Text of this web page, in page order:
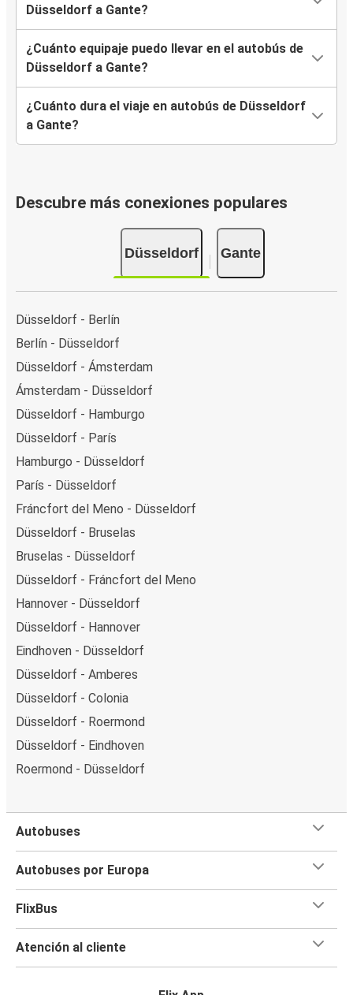
Düsseldorf a Gante?
¿Cuánto equipaje puedo llevar en el autobús de
Düsseldorf a Gante?
¿Cuánto dura el viaje en autobús de Düsseldorf
a Gante?
Descubre más conexiones populares
Düsseldorf Gante
Düsseldorf - Berlín
Berlín - Düsseldorf
Düsseldorf - Ámsterdam
Ámsterdam - Düsseldorf
Düsseldorf - Hamburgo
Düsseldorf - París
Hamburgo - Düsseldorf
París - Düsseldorf
Fráncfort del Meno - Düsseldorf
Düsseldorf - Bruselas
Bruselas - Düsseldorf
Düsseldorf - Fráncfort del Meno
Hannover - Düsseldorf
Düsseldorf - Hannover
Eindhoven - Düsseldorf
Düsseldorf - Amberes
Düsseldorf - Colonia
Düsseldorf - Roermond
Düsseldorf - Eindhoven
Roermond - Düsseldorf
Autobuses
Autobuses por Europa
FlixBus
Atención al cliente